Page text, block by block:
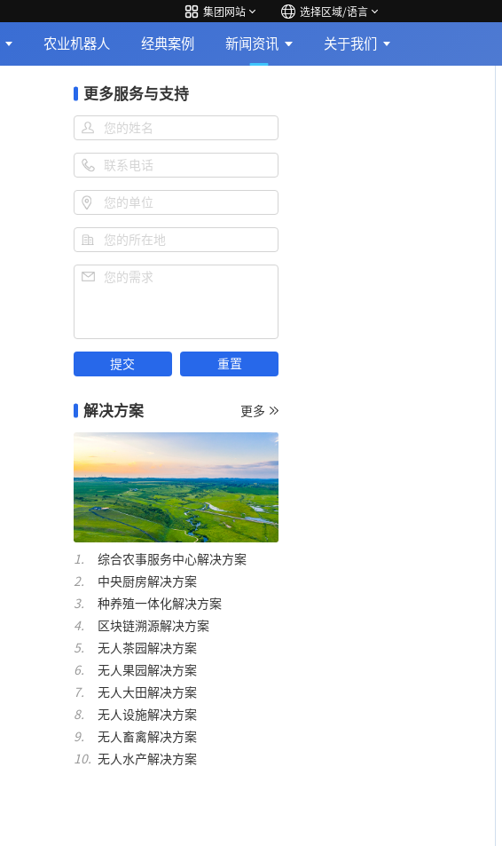
集团网站 选择区域/语言
农业机器人 经典案例 新闻资讯 关于我们
更多服务与支持
您的姓名
联系电话
您的单位
您的所在地
您的需求
解决方案 更多
综合农事服务中心解决方案
中央厨房解决方案
种养殖一体化解决方案
区块链溯源解决方案
无人茶园解决方案
无人果园解决方案
无人大田解决方案
无人设施解决方案
无人畜禽解决方案
无人水产解决方案